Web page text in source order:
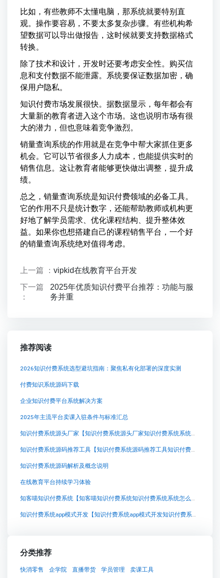
比如，有些教师不太懂电脑，那系统就要特别直
观。操作要容易，不要太多复杂步骤。有些机构希
望数据可以导出做报告，这时候就要支持数据格式
转换。
除了技术和设计，开发时还要考虑安全性。购买信
息和支付数据不能泄露。系统要保证数据加密，确
保用户隐私。
知识付费市场发展很快。据数据显示，每年都会有
大量新的教育者进入这个市场。这也说明市场有很
大的潜力，但也意味着竞争激烈。
销量查询系统的作用就是在竞争中帮大家抓住更多
机会。它可以节省很多人力成本，也能提供实时的
销售信息。这让教育者能够更快做出调整，提升成
绩。
总之，销量查询系统是知识付费领域的必备工具。
它的作用不只是统计数字，还能帮助教师或机构更
好地了解学员需求、优化课程结构、提升整体效
益。如果你也想搭建自己的课程销售平台，一个好
的销量查询系统绝对值得考虑。
上一篇 ： vipkid在线教育平台开发
下一篇
：
2025年优质知识付费平台推荐：功能与服
务并重
推荐阅读
2026知识付费系统选型避坑指南：聚焦私有化部署的深度实测
付费知识系统源码下载
企业知识付费平台系统解决方案
2025年主流平台卖课入驻条件与标准汇总
知识付费系统源头厂家【知识付费系统源头厂家知识付费系统系统怎么制作，知识付费系统搭建使用教程】
知识付费系统源码推荐工具【知识付费系统源码推荐工具知识付费系统系统怎么制作，知识付费系统搭建使用教程】
知识付费系统源码解析及概念说明
在线教育平台持续学习体验
知客喵知识付费系统【知客喵知识付费系统知识付费系统系统怎么制作，知识付费系统搭建使用教程】
知识付费系统app模式开发【知识付费系统app模式开发知识付费系统系统怎么制作，知识付费系统搭建使用教程】
分类推荐
快消零售 企学院 直播带货 学员管理
卖课工具